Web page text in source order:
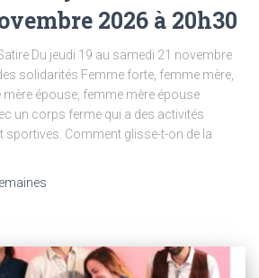
2026 à 20h30
Du jeudi 19 au samedi 21 novembre
solidarités Femme forte, femme mère,
épouse, femme mère épouse
un corps ferme qui a des activités
sportives. Comment glisse-t-on de la